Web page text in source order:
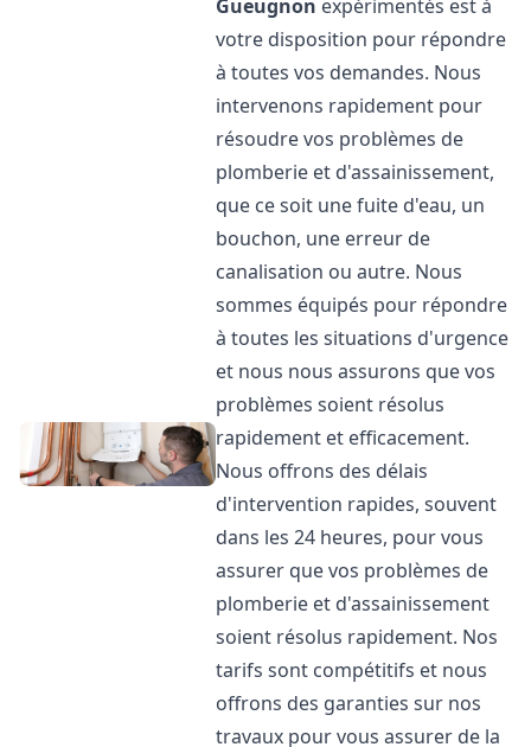
Gueugnon expérimentés est à
votre disposition pour répondre
à toutes vos demandes. Nous
intervenons rapidement pour
résoudre vos problèmes de
plomberie et d'assainissement,
que ce soit une fuite d'eau, un
bouchon, une erreur de
canalisation ou autre. Nous
sommes équipés pour répondre
à toutes les situations d'urgence
et nous nous assurons que vos
problèmes soient résolus
rapidement et efficacement.
Nous offrons des délais
d'intervention rapides, souvent
dans les 24 heures, pour vous
assurer que vos problèmes de
plomberie et d'assainissement
soient résolus rapidement. Nos
tarifs sont compétitifs et nous
offrons des garanties sur nos
travaux pour vous assurer de la